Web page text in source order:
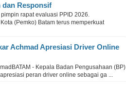
dan Responsif
rapat evaluasi PPID 2026.
(Pemko) Batam terus memperkuat
Achmad Apresiasi Driver Online
- Kepala Badan Pengusahaan (BP)
peran driver online sebagai ga ...